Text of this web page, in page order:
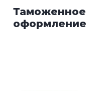
Таможенное
оформление